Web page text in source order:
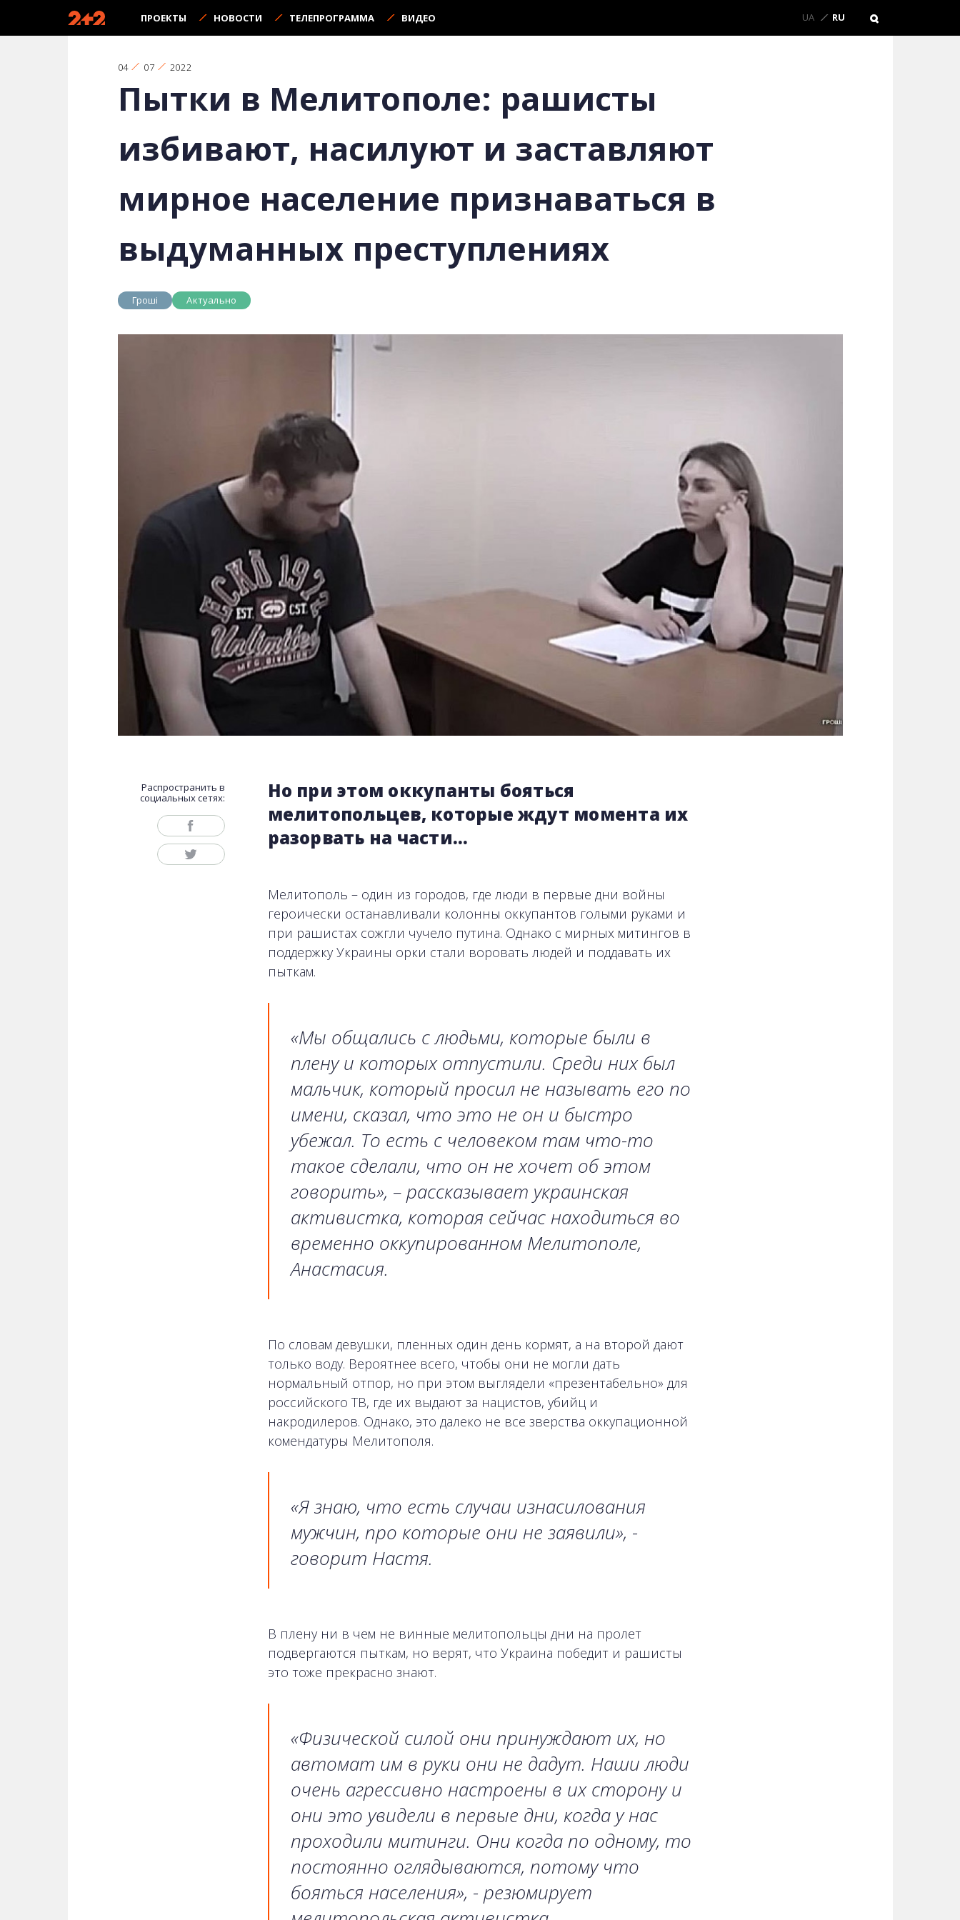
ПРОЕКТЫ НОВОСТИ ТЕЛЕПРОГРАММА ВИДЕО UA RU
04 07 2022
Пытки в Мелитополе: рашисты
избивают, насилуют и заставляют
мирное население признаваться в
выдуманных преступлениях
Гроші Актуально
Распространить в
социальных сетях:
Но при этом оккупанты бояться
мелитопольцев, которые ждут момента их
разорвать на части…
Мелитополь – один из городов, где люди в первые дни войны
героически останавливали колонны оккупантов голыми руками и
при рашистах сожгли чучело путина. Однако с мирных митингов в
поддержку Украины орки стали воровать людей и поддавать их
пыткам.
«Мы общались с людьми, которые были в
плену и которых отпустили. Среди них был
мальчик, который просил не называть его по
имени, сказал, что это не он и быстро
убежал. То есть с человеком там что-то
такое сделали, что он не хочет об этом
говорить», – рассказывает украинская
активистка, которая сейчас находиться во
временно оккупированном Мелитополе,
Анастасия.
По словам девушки, пленных один день кормят, а на второй дают
только воду. Вероятнее всего, чтобы они не могли дать
нормальный отпор, но при этом выглядели «презентабельно» для
российского ТВ, где их выдают за нацистов, убийц и
накродилеров. Однако, это далеко не все зверства оккупационной
комендатуры Мелитополя.
«Я знаю, что есть случаи изнасилования
мужчин, про которые они не заявили», -
говорит Настя.
В плену ни в чем не винные мелитопольцы дни на пролет
подвергаются пыткам, но верят, что Украина победит и рашисты
это тоже прекрасно знают.
«Физической силой они принуждают их, но
автомат им в руки они не дадут. Наши люди
очень агрессивно настроены в их сторону и
они это увидели в первые дни, когда у нас
проходили митинги. Они когда по одному, то
постоянно оглядываются, потому что
бояться населения», - резюмирует